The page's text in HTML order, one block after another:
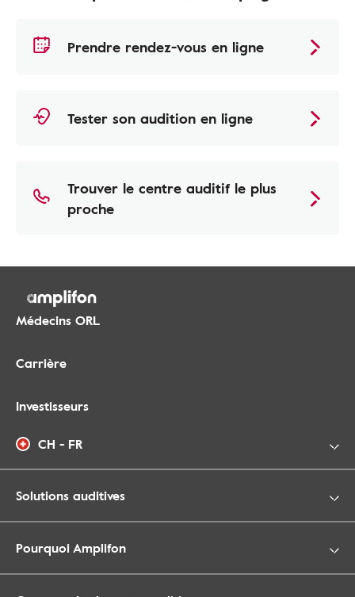
Prendre rendez-vous en ligne
Tester son audition en ligne
Trouver le centre auditif le plus
proche
Médecins ORL
Carrière
Investisseurs
CH - FR
Solutions auditives
Pourquoi Amplifon